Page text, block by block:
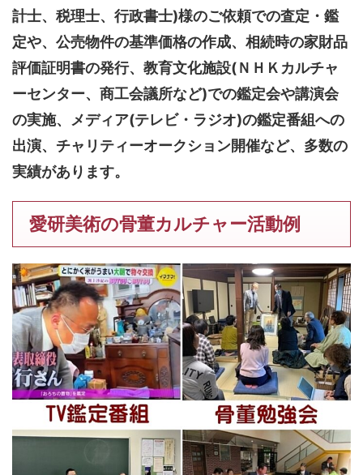
計士、税理士、行政書士)様のご依頼での査定・鑑
定や、公売物件の基準価格の作成、相続時の家財品
評価証明書の発行、教育文化施設(ＮＨＫカルチャ
ーセンター、商工会議所など)での鑑定会や講演会
の実施、メディア(テレビ・ラジオ)の鑑定番組への
出演、チャリティーオークション開催など、多数の
実績があります。
愛研美術の骨董カルチャー活動例